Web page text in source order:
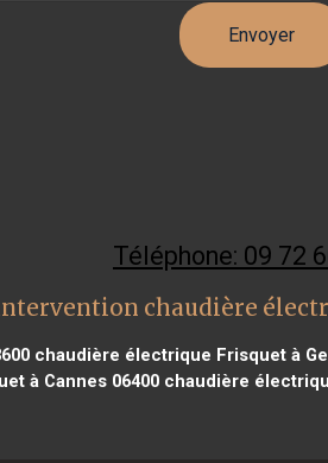
Téléphone: 09 72
chaudière
chaudière électrique Frisquet à
à Cannes 06400 chaudière